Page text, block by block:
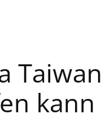
Taiwan
kann